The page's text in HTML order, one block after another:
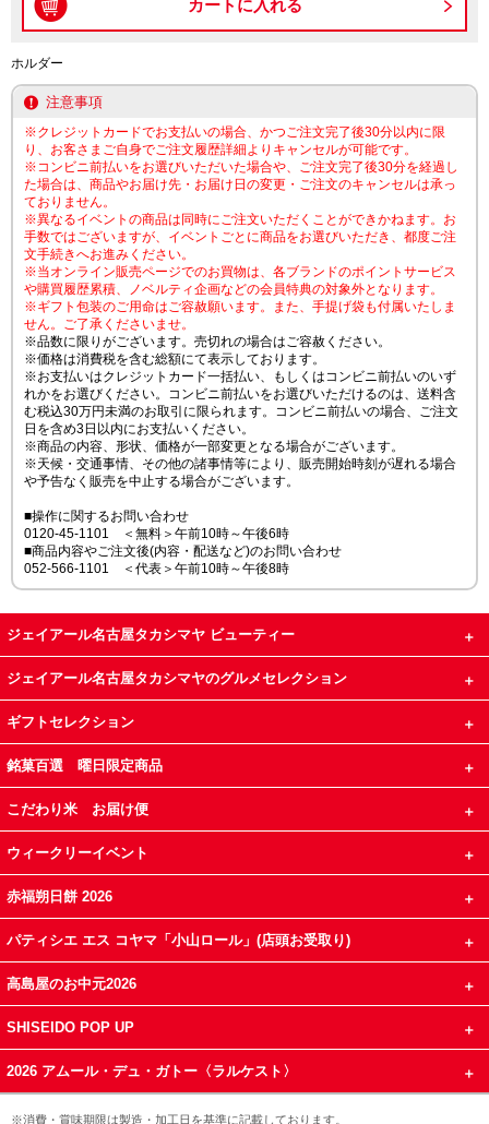
ホルダー
注意事項
※クレジットカードでお支払いの場合、かつご注文完了後30分以内に限
り、お客さまご自身でご注文履歴詳細よりキャンセルが可能です。
※コンビニ前払いをお選びいただいた場合や、ご注文完了後30分を経過し
た場合は、商品やお届け先・お届け日の変更・ご注文のキャンセルは承っ
ておりません。
※異なるイベントの商品は同時にご注文いただくことができかねます。お
手数ではございますが、イベントごとに商品をお選びいただき、都度ご注
文手続きへお進みください。
※当オンライン販売ページでのお買物は、各ブランドのポイントサービス
や購買履歴累積、ノベルティ企画などの会員特典の対象外となります。
※ギフト包装のご用命はご容赦願います。また、手提げ袋も付属いたしま
せん。ご了承くださいませ。
※品数に限りがございます。売切れの場合はご容赦ください。
※価格は消費税を含む総額にて表示しております。
※お支払いはクレジットカード一括払い、もしくはコンビニ前払いのいず
れかをお選びください。コンビニ前払いをお選びいただけるのは、送料含
む税込30万円未満のお取引に限られます。コンビニ前払いの場合、ご注文
日を含め3日以内にお支払いください。
※商品の内容、形状、価格が一部変更となる場合がございます。
※天候・交通事情、その他の諸事情等により、販売開始時刻が遅れる場合
や予告なく販売を中止する場合がございます。
■操作に関するお問い合わせ
0120-45-1101 ＜無料＞午前10時～午後6時
■商品内容やご注文後(内容・配送など)のお問い合わせ
052-566-1101 ＜代表＞午前10時～午後8時
ジェイアール名古屋タカシマヤ ビューティー
ジェイアール名古屋タカシマヤのグルメセレクション
ギフトセレクション
銘菓百選 曜日限定商品
こだわり米 お届け便
ウィークリーイベント
赤福朔日餅 2026
パティシエ エス コヤマ「小山ロール」(店頭お受取り)
高島屋のお中元2026
SHISEIDO POP UP
2026 アムール・デュ・ガトー〈ラルケスト〉
※消費・賞味期限は製造・加工日を基準に記載しております。